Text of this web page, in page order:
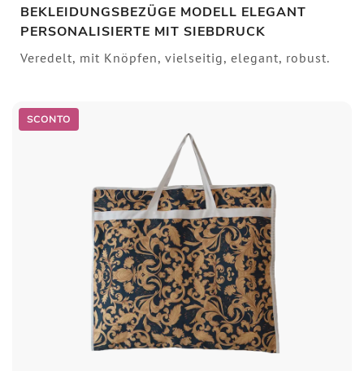
BEKLEIDUNGSBEZÜGE MODELL ELEGANT
PERSONALISIERTE MIT SIEBDRUCK
Veredelt, mit Knöpfen, vielseitig, elegant, robust.
SCONTO